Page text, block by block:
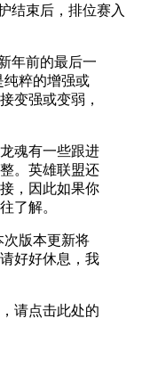
结束后，排位赛入
年前的最后一
纯粹的增强或
变强或变弱，
魂有一些跟进
。英雄联盟还
，因此如果你
了解。
次版本更新将
好好休息，我
请点击此处的